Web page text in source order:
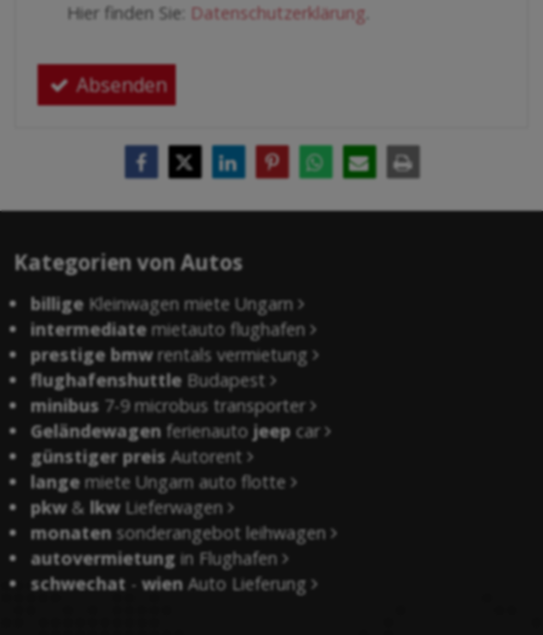
Hier finden Sie: Datenschutzerklärung
Absenden
Kategorien von Autos
billige Kleinwagen miete Ungarn
intermediate mietauto flughafen
prestige bmwrentals vermietung
flughafenshuttle Budapest
minibus 7-9 microbus transporter
Geländewagen ferienautojeep car
günstiger preis Autorent
lange miete Ungarn auto flotte
pkw&lkwLieferwagen
monaten sonderangebot leihwagen
autovermietung in Flughafen
schwechat -wien Auto Lieferung